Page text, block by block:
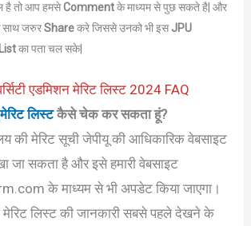
है तो आप हमसेCommentके माध्यम से पुछ सकते है| और
साथ जरुरShareकरे जिससे उनको भी इसJPU
का पता चल सके|
एडमिशन मेरिट लिस्ट 2024 FAQ
लिस्टकैसे चेक कर सकता हूं?
की मेरिट सूची जेपीयू की आधिकारिक वेबसाइट
जा सकता है और इसे हमारी वेबसाइट
के माध्यम से भी अपडेट किया जाएगा।
मेरिट लिस्ट की जानकारी सबसे पहले देखने के